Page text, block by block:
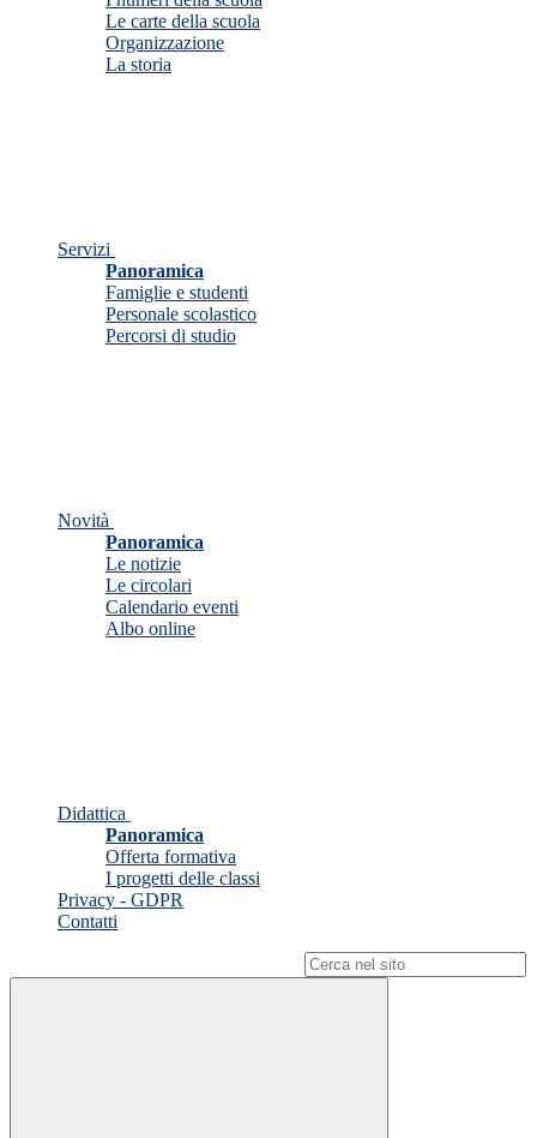
Le carte della scuola
Organizzazione
La storia
Servizi
Panoramica
Famiglie e studenti
Personale scolastico
Percorsi di studio
Novità
Panoramica
Le notizie
Le circolari
Calendario eventi
Albo online
Didattica
Panoramica
Offerta formativa
I progetti delle classi
Privacy - GDPR
Contatti